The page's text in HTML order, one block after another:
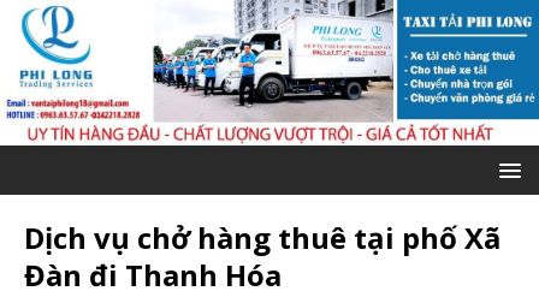
Dịch vụ chở hàng thuê tại phố Xã
Đàn đi Thanh Hóa